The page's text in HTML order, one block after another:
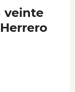
veinte